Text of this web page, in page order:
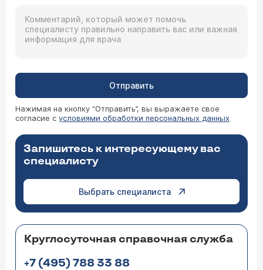
Отправить
Нажимая на кнопку “Отправить”, вы выражаете свое
согласие с условиями обработки персональных данных
Запишитесь к интересующему вас
специалисту
Выбрать специалиста
Круглосуточная справочная служба
+7 (495) 788 33 88